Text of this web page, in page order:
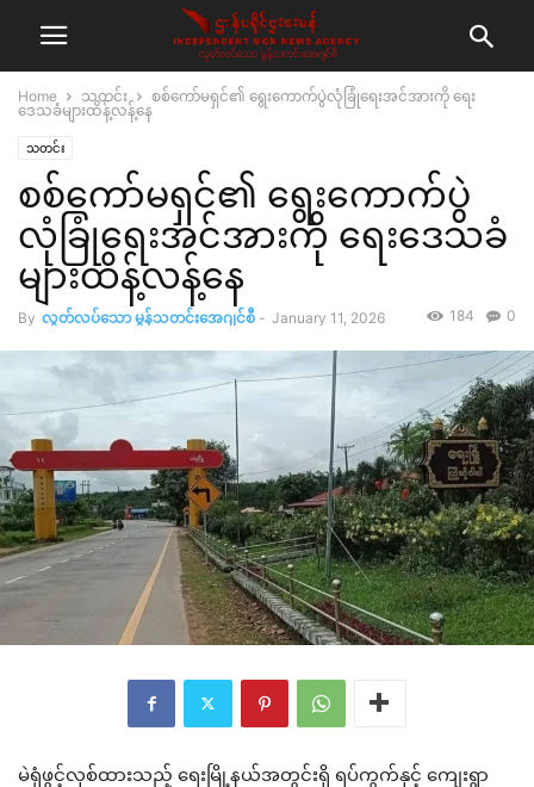
Home သတင်း
စစ်ကော်မရှင်၏ ရွေးကောက်ပွဲလုံခြုံရေးအင်အားကို ရေး
ဒေသခံများထိန့်လန့်နေ
သတင်း
စစ်ကော်မရှင်၏ ရွေးကောက်ပွဲ
လုံခြုံရေးအင်အားကို ရေးဒေသခံ
များထိန့်လန့်နေ
By လွတ်လပ်သော မွန်သတင်းအေဂျင်စီ - January 11, 2026 0
184
မဲရုံဖွင့်လှစ်ထားသည့် ရေးမြို့နယ်အတွင်းရှိ ရပ်ကွက်နှင့် ကျေးရွာ